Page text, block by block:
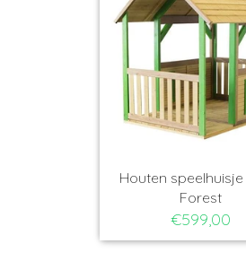
Houten speelhuisje
Forest
€599,00